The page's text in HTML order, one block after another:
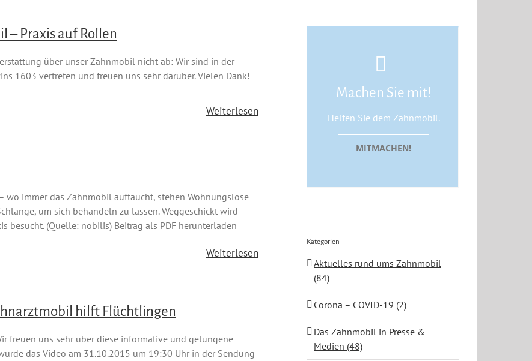
– Praxis auf Rollen
über unser Zahnmobil nicht ab: Wir sind in der
1603 vertreten und freuen uns sehr darüber. Vielen Dank!
Weiterlesen
wo immer das Zahnmobil auftaucht, stehen Wohnungslose
um sich behandeln zu lassen. Weggeschickt wird
besucht. (Quelle: nobilis) Beitrag als PDF herunterladen
Weiterlesen
hilft Flüchtlingen
freuen uns sehr über diese informative und gelungene
das Video am 31.10.2015 um 19:30 Uhr in der Sendung
Machen Sie mit!
Helfen Sie dem Zahnmobil.
MITMACHEN!
Kategorien
Aktuelles rund ums Zahnmobil
(84)
Corona – COVID-19 (2)
Das Zahnmobil in Presse &
Medien (48)